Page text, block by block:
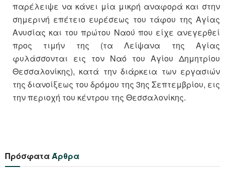
παρέλειψε να κάνει μία μικρή αναφορά και στην
σημερινή επέτειο ευρέσεως του τάφου της Αγίας
Ανυσίας και του πρώτου Ναού που είχε ανεγερθεί
προς τιμήν της (τα Λείψανα της Αγίας
φυλάσσονται εις τον Ναό του Αγίου Δημητρίου
Θεσσαλονίκης), κατά την διάρκεια των εργασιών
της διανοίξεως του δρόμου της 3ης Σεπτεμβρίου, εις
την περιοχή του κέντρου της Θεσσαλονίκης.
ΠρόσφαταΆρθρα